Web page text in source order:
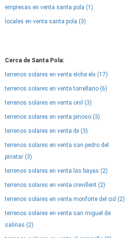
empresas en venta santa pola (1)
locales en venta santa pola (3)
Cerca de Santa Pola:
terrenos solares en venta elche elx (17)
terrenos solares en venta torrellano (6)
terrenos solares en venta onil (3)
terrenos solares en venta pinoso (3)
terrenos solares en venta ibi (3)
terrenos solares en venta san pedro del
pinatar (3)
terrenos solares en venta las bayas (2)
terrenos solares en venta crevillent (2)
terrenos solares en venta monforte del cid (2)
terrenos solares en venta san miguel de
salinas (2)